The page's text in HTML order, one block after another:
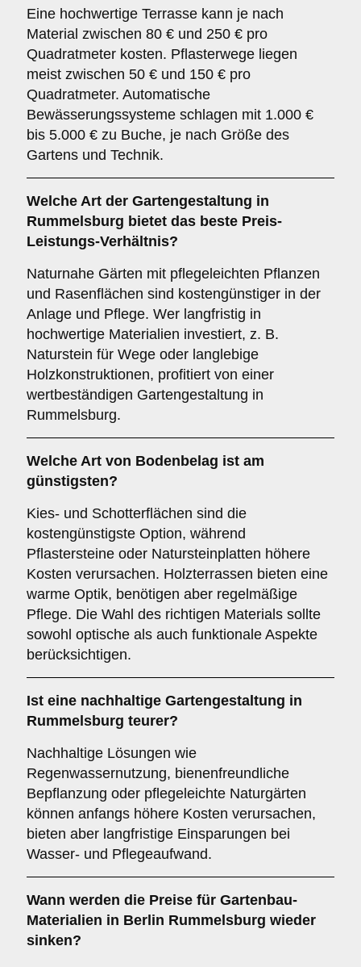
Eine hochwertige Terrasse kann je nach
Material zwischen 80 € und 250 € pro
Quadratmeter kosten. Pflasterwege liegen
meist zwischen 50 € und 150 € pro
Quadratmeter. Automatische
Bewässerungssysteme schlagen mit 1.000 €
bis 5.000 € zu Buche, je nach Größe des
Gartens und Technik.
Welche Art der Gartengestaltung in
Rummelsburg bietet das beste Preis-
Leistungs-Verhältnis?
Naturnahe Gärten mit pflegeleichten Pflanzen
und Rasenflächen sind kostengünstiger in der
Anlage und Pflege. Wer langfristig in
hochwertige Materialien investiert, z. B.
Naturstein für Wege oder langlebige
Holzkonstruktionen, profitiert von einer
wertbeständigen Gartengestaltung in
Rummelsburg.
Welche Art von Bodenbelag ist am
günstigsten?
Kies- und Schotterflächen sind die
kostengünstigste Option, während
Pflastersteine oder Natursteinplatten höhere
Kosten verursachen. Holzterrassen bieten eine
warme Optik, benötigen aber regelmäßige
Pflege. Die Wahl des richtigen Materials sollte
sowohl optische als auch funktionale Aspekte
berücksichtigen.
Ist eine nachhaltige Gartengestaltung in
Rummelsburg teurer?
Nachhaltige Lösungen wie
Regenwassernutzung, bienenfreundliche
Bepflanzung oder pflegeleichte Naturgärten
können anfangs höhere Kosten verursachen,
bieten aber langfristige Einsparungen bei
Wasser- und Pflegeaufwand.
Wann werden die Preise für Gartenbau-
Materialien in Berlin Rummelsburg wieder
sinken?